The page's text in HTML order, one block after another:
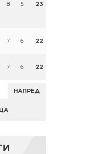
8 5 23
7 6 22
7 6 22
НАПРЕД